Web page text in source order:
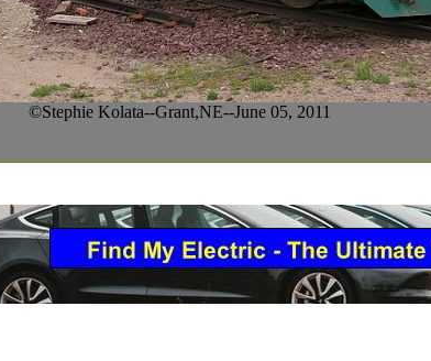
©Stephie Kolata--Grant,NE--June 05, 2011